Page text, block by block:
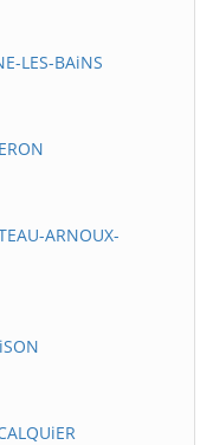
LES-BAiNS
ARNOUX-